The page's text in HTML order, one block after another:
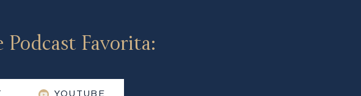
Favorita: